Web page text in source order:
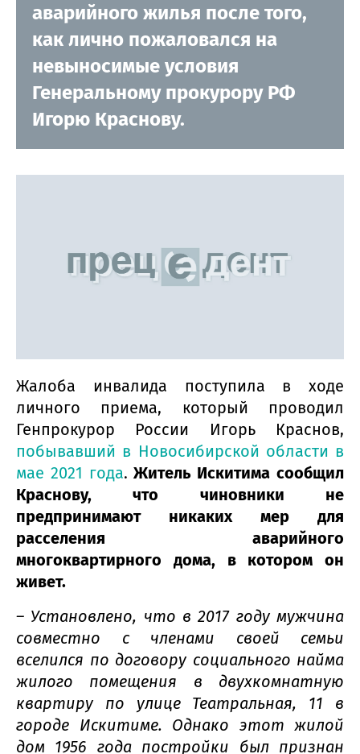
аварийного жилья после того,
как лично пожаловался на
невыносимые условия
Генеральному прокурору РФ
Игорю Краснову.
Жалоба инвалида поступила в ходе
личного приема, который проводил
Генпрокурор России Игорь Краснов,
побывавший в Новосибирской области в
мае 2021 года.Житель Искитима сообщил
Краснову, что чиновники не
предпринимают никаких мер для
расселения аварийного
многоквартирного дома, в котором он
живет.
– Установлено, что в 2017 году мужчина
совместно с членами своей семьи
вселился по договору социального найма
жилого помещения в двухкомнатную
квартиру по улице Театральная, 11 в
городе Искитиме. Однако этот жилой
дом 1956 года постройки был признан